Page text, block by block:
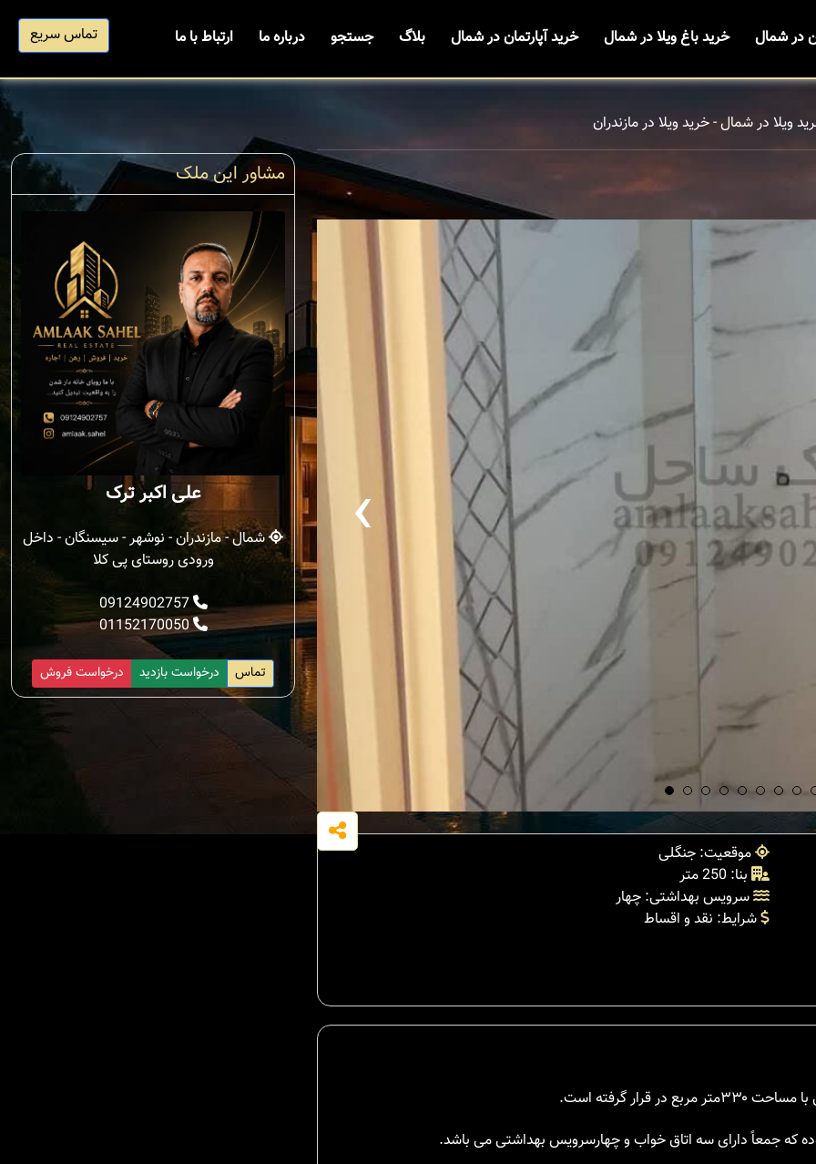
در شمال خرید باغ ویلا در شمال خرید آپارتمان در شمال بلاگ جستجو درباره ما ارتباط با ما تماس سریع
ویلا در شمال - خرید ویلا در مازندران
‹
موقعیت: جنگلی
بنا: 250 متر
سرویس بهداشتی: چهار
شرایط: نقد و اقساط
که جمعاً دارای سه اتاق خواب و چهارسرویس بهداشتی می باشد.
مشاور این ملک
علی اکبر ترک
شمال - مازندران - نوشهر - سیسنگان - داخل
ورودی روستای پی کلا
09124902757
01152170050
درخواست فروش درخواست بازدید تماس